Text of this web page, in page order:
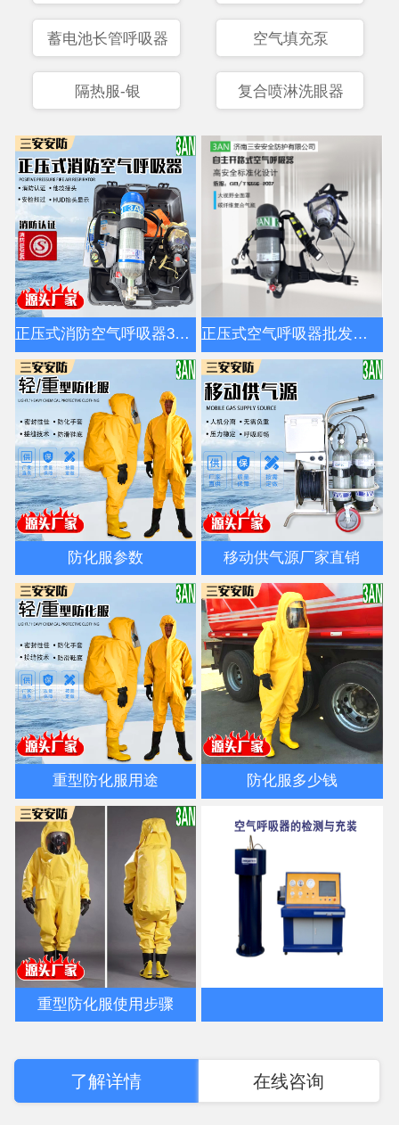
蓄电池长管呼吸器 空气填充泵
隔热服-银 复合喷淋洗眼器
正压式消防空气呼吸器3C认证国标 正压式空气呼吸器批发厂家
防化服参数 移动供气源厂家直销
重型防化服用途 防化服多少钱
重型防化服使用步骤
了解详情 在线咨询